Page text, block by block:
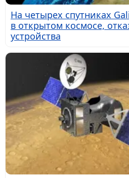
На четырех спутниках
в открытом космосе,
устройства